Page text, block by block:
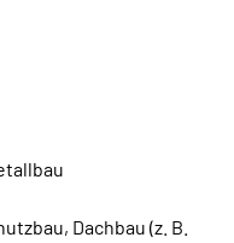
Dachbau (z. B.